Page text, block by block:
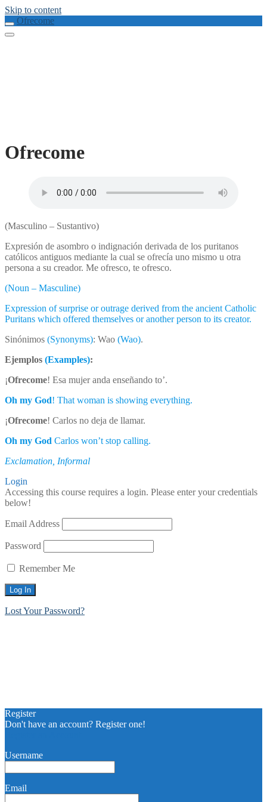
Skip to content
Ofrecome
Ofrecome
(Masculino – Sustantivo)
Expresión de asombro o indignación derivada de los puritanos
católicos antiguos mediante la cual se ofrecía uno mismo u otra
persona a su creador. Me ofresco, te ofresco.
(Noun – Masculine)
Expression of surprise or outrage derived from the ancient Catholic
Puritans which offered themselves or another person to its creator.
Sinónimos (Synonyms): Wao (Wao).
Ejemplos (Examples):
¡Ofrecome! Esa mujer anda enseñando to’.
Oh my God! That woman is showing everything.
¡Ofrecome! Carlos no deja de llamar.
Oh my God Carlos won’t stop calling.
Exclamation, Informal
Login
Accessing this course requires a login. Please enter your credentials
below!
Email Address
Password
Remember Me
Lost Your Password?
Register
Don't have an account? Register one!
Username
Email